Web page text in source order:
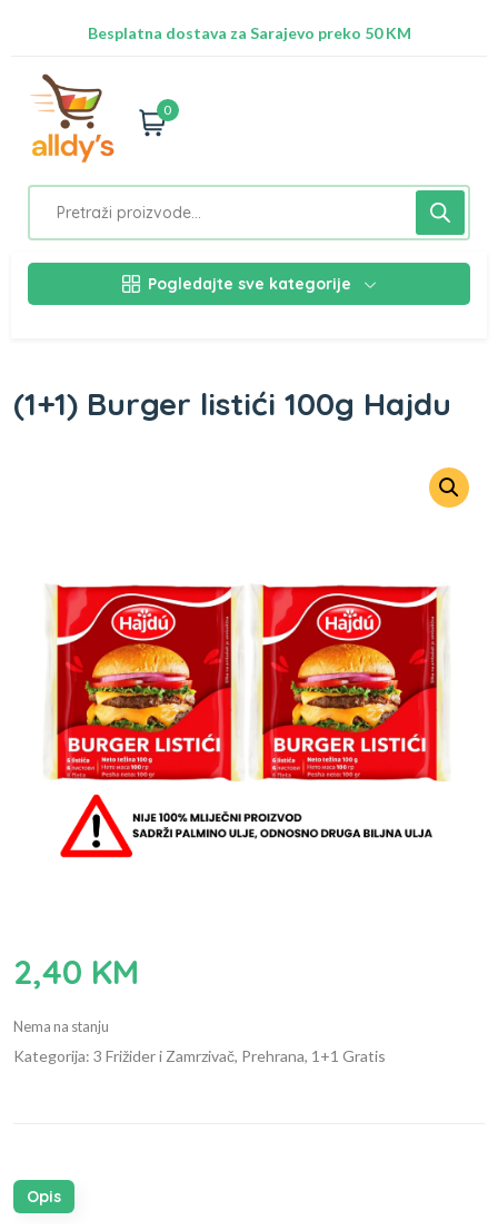
Besplatna dostava za Sarajevo preko 50 KM
Nalazimo se na adresi Stupska 21b, Ilidža 71210
0
Pogledajte sve kategorije
(1+1) Burger listići 100g Hajdu
2,40 KM
Nema na stanju
Kategorija: 3 Frižider i Zamrzivač, Prehrana, 1+1 Gratis
Opis